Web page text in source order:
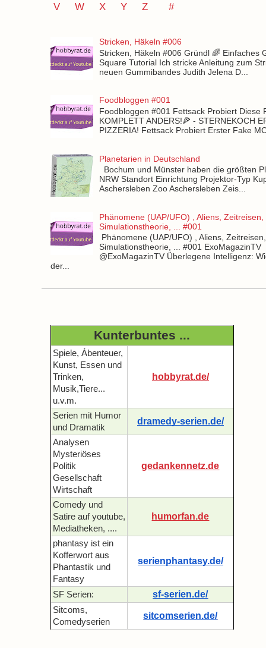
V
W X Y Z #
Stricken, Häkeln #006
Stricken, Häkeln #006 Gründl 🌈 Einfaches
Square Tutorial Ich stricke Anleitung zum
neuen Gummibandes Judith Jelena D...
Foodbloggen #001
Foodbloggen #001 Fettsack Probiert Diese
KOMPLETT ANDERS!🍕 - STERNEKOCH
PIZZERIA! Fettsack Probiert Erster Fake
Planetarien in Deutschland
Bochum und Münster haben die größten
NRW Standort Einrichtung Projektor-Typ
Aschersleben Zoo Aschersleben Zeis...
Phänomene (UAP/UFO) , Aliens, Zeitreisen,
Simulationstheorie, ... #001
Phänomene (UAP/UFO) , Aliens, Zeitreisen,
Simulationstheorie, ... #001 ExoMagazinTV
@ExoMagazinTV Überlegene Intelligenz:
der...
Kunterbuntes ...
Spiele, Ábenteuer,
Kunst, Essen und
Trinken,
Musik,Tiere...
u.v.m.
hobbyrat.de/
Serien mit Humor
und Dramatik
dramedy-serien.de/
Analysen
Mysteriöses
Politik
Gesellschaft
Wirtschaft
gedankennetz.de
Comedy und
Satire auf youtube,
Mediatheken, ....
humorfan.de
phantasy ist ein
Kofferwort aus
Phantastik und
Fantasy
serienphantasy.de/
SF Serien: sf-serien.de/
Sitcoms,
Comedyserien
sitcomserien.de/